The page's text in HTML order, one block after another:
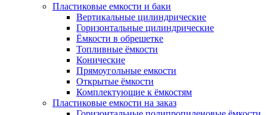
Пластиковые емкости и баки
Вертикальные цилиндрические
Горизонтальные цилиндрические
Ёмкости в обрешетке
Топливные ёмкости
Конические
Прямоугольные емкости
Открытые ёмкости
Комплектующие к ёмкостям
Пластиковые емкости на заказ